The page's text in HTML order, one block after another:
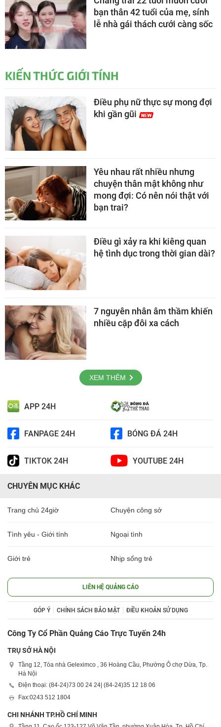
bạn thân 42 tuổi của mẹ, sính
lễ nhà gái thách cưới càng sốc
KIẾN THỨC GIỚI TÍNH
Điều phụ nữ thực sự mong đợi
khi gần gũi
Yêu nhau rất nhiều nhưng
chuyện thân mật không như
mong đợi: Có nên nói thật với
bạn trai?
Điều gì xảy ra khi kiêng quan
hệ tình dục trong thời gian dài?
7 nguyên nhân âm thầm khiến
nhiều cặp đôi xa cách
XEM THÊM
APP 24H
FANPAGE 24H BÓNG ĐÁ 24H
TIKTOK 24H YOUTUBE 24H
CHUYÊN MỤC KHÁC
Trang chủ 24giờ Chuyện công sở
Tình yêu - Giới tính Ngoại tình
Giới trẻ Nhịp sống trẻ
LIÊN HỆ QUẢNG CÁO
GÓP Ý CHÍNH SÁCH BẢO MẬT ĐIỀU KHOẢN SỬ DỤNG
Công Ty Cổ Phần Quảng Cáo Trực Tuyến 24h
TRỤ SỞ HÀ NỘI
Tầng 12, Tòa nhà Geleximco , 36 Hoàng Cầu, Phường Ô chợ Dừa, Tp.
Hà Nội
Điện thoại: (84-24)73 00 24 24 | (84-24)35 12 18 06
Fax:0243 512 1804
CHI NHÁNH TP.HỒ CHÍ MINH